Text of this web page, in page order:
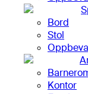
Bord
Stol
Kontor